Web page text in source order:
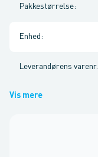
Pakkestørrelse:
Enhed :
Leverandørens varenr.
Vis mere